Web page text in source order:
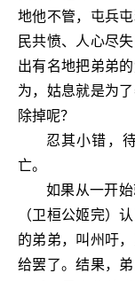
地他不管，屯兵
民共愤、人心尽
出有名地把弟弟
为，姑息就是为
除掉呢？
忍其小错，
亡。
如果从一开
（卫桓公姬完）
的弟弟，叫州吁
给罢了。结果，